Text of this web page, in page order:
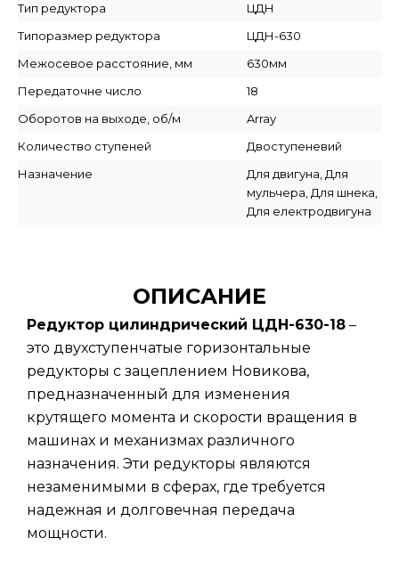
Тип редуктора
ЦДН
Типоразмер редуктора
ЦДН-630
Межосевое расстояние, мм
630мм
Передаточне число
18
Оборотов на выходе, об/м
Array
Количество ступеней
Двоступеневий
Назначение
Для двигуна, Для
мульчера, Для шнека,
Для електродвигуна
ОПИСАНИЕ
Редуктор цилиндрический ЦДН-630-18 –
это двухступенчатые горизонтальные
редукторы с зацеплением Новикова,
предназначенный для изменения
крутящего момента и скорости вращения в
машинах и механизмах различного
назначения. Эти редукторы являются
незаменимыми в сферах, где требуется
надежная и долговечная передача
мощности.